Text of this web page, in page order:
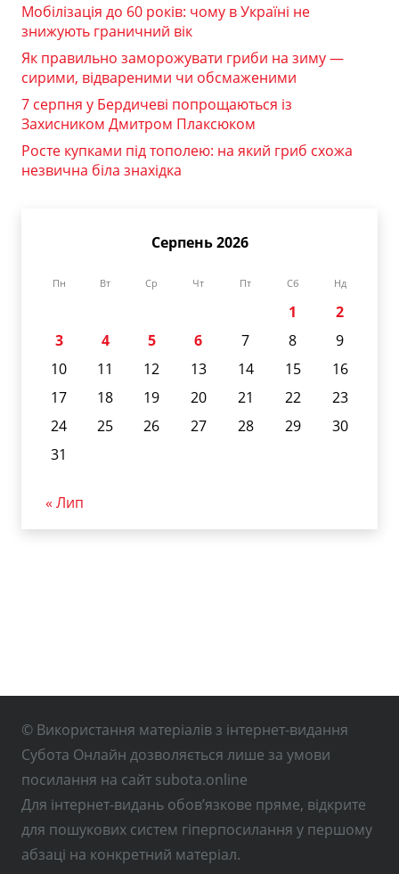
Мобілізація до 60 років: чому в Україні не
знижують граничний вік
Як правильно заморожувати гриби на зиму —
сирими, відвареними чи обсмаженими
7 серпня у Бердичеві попрощаються із
Захисником Дмитром Плаксюком
Росте купками під тополею: на який гриб схожа
незвична біла знахідка
Серпень 2026
Пн Вт Ср Чт Пт Сб Нд
1
2
3
4 5 6 7 8
9
10
11 12 13 14 15
16
17
18 19 20 21 22
23
24
25 26 27 28 29
30
31
« Лип
© Використання матеріалів з інтернет-видання
Субота Онлайн дозволяється лише за умови
посилання на сайт subota.online
Для інтернет-видань обов’язкове пряме, відкрите
для пошукових систем гіперпосилання у першому
абзаці на конкретний матеріал.